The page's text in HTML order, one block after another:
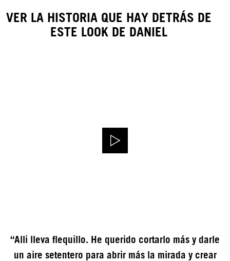
VER LA HISTORIA QUE HAY DETRÁS DE
ESTE LOOK DE DANIEL
“Alli lleva flequillo. He querido cortarlo más y darle
un aire setentero para abrir más la mirada y crear